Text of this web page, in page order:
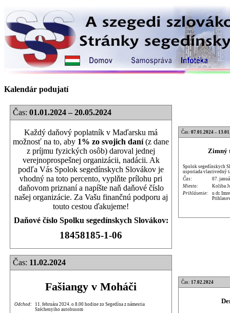
Kalendár podujatí
Čas: 01.01.2024 – 20.05.2024
Každý daňový poplatník v Maďarsku má
možnosť na to, aby 1% zo svojich daní(z dane
z príjmu fyzických osôb) daroval jednej
verejnoprospešnej organizácii, nadácii. Ak
podľa Vás Spolok segedínskych Slovákov je
vhodný na toto percento, vyplňte prílohu pri
daňovom priznaní a napíšte naň daňové číslo
našej organizácie. Za Vašu finančnú podporu aj
touto cestou ďakujeme!
Daňové číslo Spolku segedínskych Slovákov:
18458185-1-06
Čas: 07.01.2024 –
Zimný
Spolok segedínskych
usporiada vlastivedný
Čas:
07.
Miesto:
Koliba
Prihlásenie:
u dr.
Čas: 11.02.2024
Fašiangy v Moháči
Odchod:
11. februára 2024. o 8.00 hodine zo Segedína z námestia
Széchenyiho autobusom
Čas: 17.02.2024